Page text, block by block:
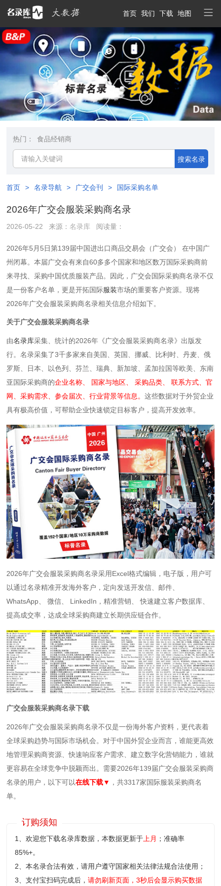
首页 我们 下载 地图
热门： 食品经销商
搜索名录
首页 > 名录导航 > 广交会刊 > 国际采购名单
2026年广交会服装采购商名录
2026-05-22 来源：名录库 阅读量：
2026年5月5日第139届中国进出口商品交易会（广交会） 在中国广
州闭幕。本届广交会有来自60多多个国家和地区数万国际采购商前
来寻找、采购中国优质服装产品。因此，广交会国际采购商名录不仅
是一份客户名单，更是开拓国际服装市场的重要客户资源。现将
2026年广交会服装采购商名录相关信息介绍如下。
关于广交会服装采购商名录
由名录库采集、统计的2026年《广交会服装采购商名录》出版发
行。名录采集了3千多家来自美国、英国、挪威、比利时、丹麦、俄
罗斯、日本、以色列、芬兰、瑞典、新加坡、孟加拉国等欧美、东南
亚国际采购商的企业名称、 国家与地区、 采购品类、 联系方式、官
网、采购需求、参会届次、行业背景等信息。这些数据对于外贸企业
具有极高价值，可帮助企业快速锁定目标客户，提高开发效率。
2026年广交会服装采购商名录采用Excel格式编辑，电子版，用户可
以通过名录精准开发海外客户，定向发送开发信、邮件、
WhatsApp、 微信、 LinkedIn，精准营销、 快速建立客户数据库、
提高成交率，达成全球采购商建立长期供应链合作。
广交会服装采购商名录下载
2026年广交会服装采购商名录不仅是一份海外客户资料，更代表着
全球采购趋势与国际市场机会。对于中国外贸企业而言，谁能更高效
地管理采购商资源、快速响应客户需求、建立数字化营销能力，谁就
更容易在全球竞争中脱颖而出。需要2026年139届广交会服装采购商
名录的用户，以下可以在线下载▼ ，共3317家国际服装采购商名
单。
订购须知
1、欢迎您下载名录库数据，本数据更新于上月 ；准确率
85%+。
2、本名录合法有效，请用户遵守国家相关法律法规合法使用；
3、支付宝扫码完成后，请勿刷新页面，3秒后会显示购买数据